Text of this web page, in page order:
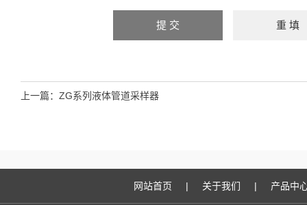
上一篇： ZG系列液体管道采样器
网站首页 | 关于我们 | 产品中